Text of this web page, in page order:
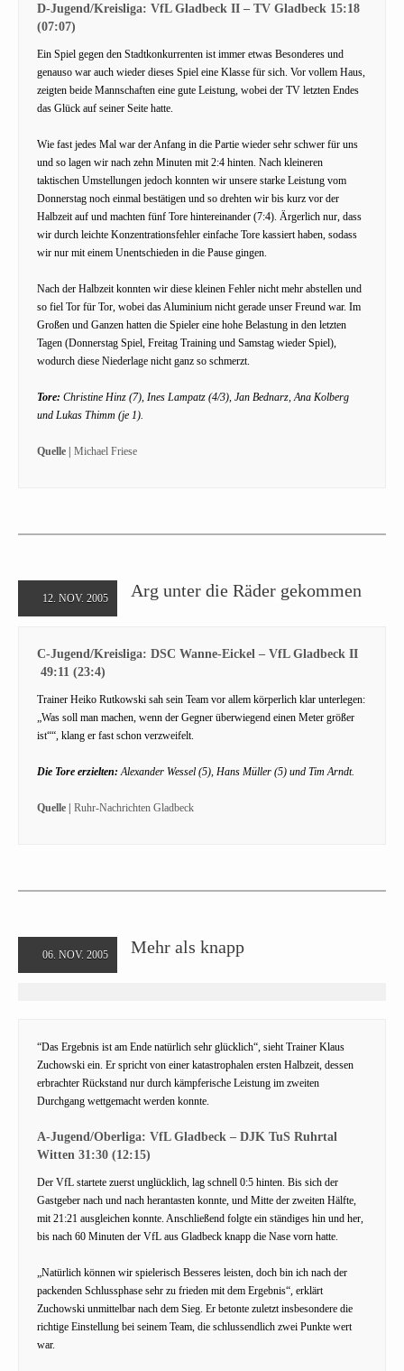
D-Jugend/Kreisliga: VfL Gladbeck II – TV Gladbeck 15:18
(07:07)
Ein Spiel gegen den Stadtkonkurrenten ist immer etwas Besonderes und
genauso war auch wieder dieses Spiel eine Klasse für sich. Vor vollem Haus,
zeigten beide Mannschaften eine gute Leistung, wobei der TV letzten Endes
das Glück auf seiner Seite hatte.
Wie fast jedes Mal war der Anfang in die Partie wieder sehr schwer für uns
und so lagen wir nach zehn Minuten mit 2:4 hinten. Nach kleineren
taktischen Umstellungen jedoch konnten wir unsere starke Leistung vom
Donnerstag noch einmal bestätigen und so drehten wir bis kurz vor der
Halbzeit auf und machten fünf Tore hintereinander (7:4). Ärgerlich nur, dass
wir durch leichte Konzentrationsfehler einfache Tore kassiert haben, sodass
wir nur mit einem Unentschieden in die Pause gingen.
Nach der Halbzeit konnten wir diese kleinen Fehler nicht mehr abstellen und
so fiel Tor für Tor, wobei das Aluminium nicht gerade unser Freund war. Im
Großen und Ganzen hatten die Spieler eine hohe Belastung in den letzten
Tagen (Donnerstag Spiel, Freitag Training und Samstag wieder Spiel),
wodurch diese Niederlage nicht ganz so schmerzt.
Tore: Christine Hinz (7), Ines Lampatz (4/3), Jan Bednarz, Ana Kolberg
und Lukas Thimm (je 1).
Quelle | Michael Friese
12. NOV. 2005 Arg unter die Räder gekommen
C-Jugend/Kreisliga: DSC Wanne-Eickel – VfL Gladbeck II
49:11 (23:4)
Trainer Heiko Rutkowski sah sein Team vor allem körperlich klar unterlegen:
„Was soll man machen, wenn der Gegner überwiegend einen Meter größer
ist““, klang er fast schon verzweifelt.
Die Tore erzielten: Alexander Wessel (5), Hans Müller (5) und Tim Arndt.
Quelle | Ruhr-Nachrichten Gladbeck
06. NOV. 2005 Mehr als knapp
“Das Ergebnis ist am Ende natürlich sehr glücklich“, sieht Trainer Klaus
Zuchowski ein. Er spricht von einer katastrophalen ersten Halbzeit, dessen
erbrachter Rückstand nur durch kämpferische Leistung im zweiten
Durchgang wettgemacht werden konnte.
A-Jugend/Oberliga: VfL Gladbeck – DJK TuS Ruhrtal
Witten 31:30 (12:15)
Der VfL startete zuerst unglücklich, lag schnell 0:5 hinten. Bis sich der
Gastgeber nach und nach herantasten konnte, und Mitte der zweiten Hälfte,
mit 21:21 ausgleichen konnte. Anschließend folgte ein ständiges hin und her,
bis nach 60 Minuten der VfL aus Gladbeck knapp die Nase vorn hatte.
„Natürlich können wir spielerisch Besseres leisten, doch bin ich nach der
packenden Schlussphase sehr zu frieden mit dem Ergebnis“, erklärt
Zuchowski unmittelbar nach dem Sieg. Er betonte zuletzt insbesondere die
richtige Einstellung bei seinem Team, die schlussendlich zwei Punkte wert
war.